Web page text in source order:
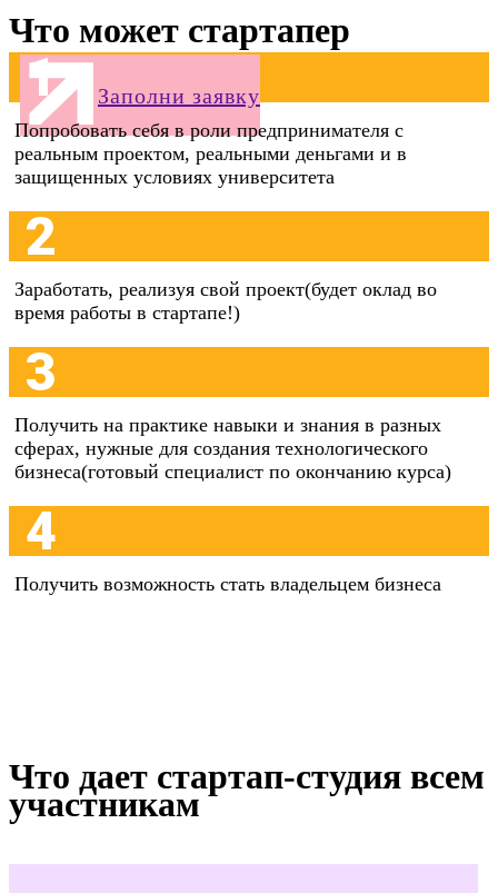
Заполни заявку
Что может стартапер
1
Попробовать себя в роли предпринимателя с
реальным проектом, реальными деньгами и в
защищенных условиях университета
2
Заработать, реализуя свой проект(будет оклад во
время работы в стартапе!)
3
Получить на практике навыки и знания в разных
сферах, нужные для создания технологического
бизнеса(готовый специалист по окончанию курса)
4
Получить возможность стать владельцем бизнеса
Что дает стартап-студия всем
участникам